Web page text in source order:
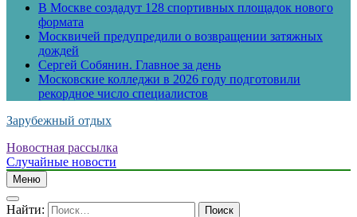
В Москве создадут 128 спортивных площадок нового
формата
Москвичей предупредили о возвращении затяжных
дождей
Сергей Собянин. Главное за день
Московские колледжи в 2026 году подготовили
рекордное число специалистов
Зарубежный отдых
Новостная рассылка
Случайные новости
Меню
Найти: